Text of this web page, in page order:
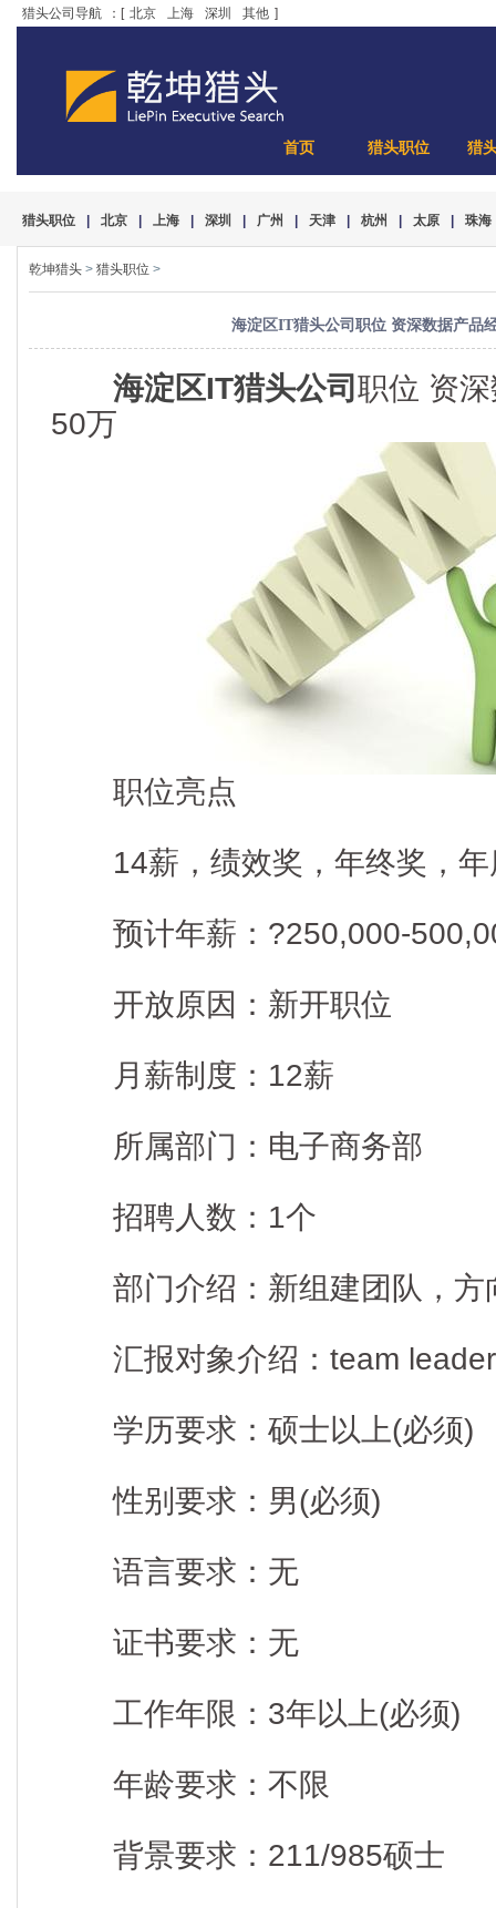
猎头公司导航 ：[ 北京 上海 深圳 其他 ]
首页 猎头职位 猎
猎头职位 北京 上海 深圳 广州 天津 杭州 太原 珠海
乾坤猎头 > 猎头职位 >
海淀区IT猎头公司职位 资深数据产品
海淀区IT猎头公司职位 资
50万
职位亮点
14薪，绩效奖，年终奖，年
预计年薪：?250,000-
开放原因：新开职位
月薪制度：12薪
所属部门：电子商务部
招聘人数：1个
部门介绍：新组建团队，方
汇报对象介绍：team leader
学历要求：硕士以上(必须)
性别要求：男(必须)
语言要求：无
证书要求：无
工作年限：3年以上(必须)
年龄要求：不限
背景要求：211/985硕士